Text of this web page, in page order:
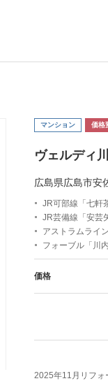
マンション 価格
ヴェルディ
広島県広島市安
JR可部線「七軒
JR芸備線「安芸
アストラムライ
フォーブル「川
価格
2025年11月リフォ